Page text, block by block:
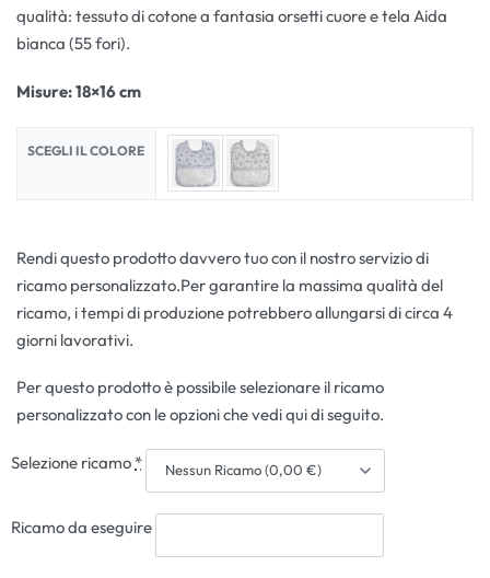
qualità: tessuto di cotone a fantasia orsetti cuore e tela Aida
bianca (55 fori).
Misure: 18×16 cm
SCEGLI IL COLORE
Rendi questo prodotto davvero tuo con il nostro servizio di
ricamo personalizzato.Per garantire la massima qualità del
ricamo, i tempi di produzione potrebbero allungarsi di circa 4
giorni lavorativi.
Per questo prodotto è possibile selezionare il ricamo
personalizzato con le opzioni che vedi qui di seguito.
Selezione ricamo *
Ricamo da eseguire